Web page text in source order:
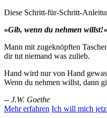
Diese Schritt-für-Schritt-
»Gib, wenn du nehmen willst!«
Mann mit zugeknöpften
dir tut niemand was zulieb.
Hand wird nur von Hand
Wenn du nehmen willst, dann
-- J.W. Goethe
Mehr erfahren Ich will mich